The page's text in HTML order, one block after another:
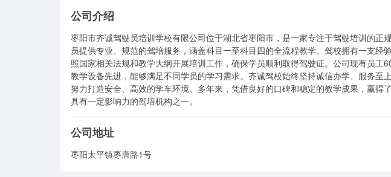
公司介绍
枣阳市齐诚驾驶员培训学校有限公司位于湖北省枣阳市，是一家专注于驾驶培训的正
员提供专业、规范的驾培服务，涵盖科目一至科目四的全流程教学。驾校拥有一支经
照国家相关法规和教学大纲开展培训工作，确保学员顺利取得驾驶证。公司现有员工
教学设备先进，能够满足不同学员的学习需求。齐诚驾校始终坚持诚信办学、服务至
努力打造安全、高效的学车环境。多年来，凭借良好的口碑和稳定的教学成果，赢得
具有一定影响力的驾培机构之一。
公司地址
枣阳太平镇枣唐路1号